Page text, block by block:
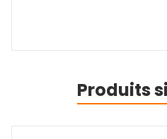
Produits